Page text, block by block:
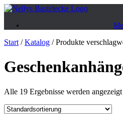
Zum
springen
Start /Katalog / Produkte
Alle 19 Ergebnisse werden angezeigt